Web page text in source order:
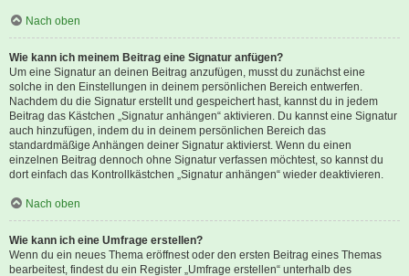
Nach oben
Wie kann ich meinem Beitrag eine Signatur anfügen?
Um eine Signatur an deinen Beitrag anzufügen, musst du zunächst eine
solche in den Einstellungen in deinem persönlichen Bereich entwerfen.
Nachdem du die Signatur erstellt und gespeichert hast, kannst du in jedem
Beitrag das Kästchen „Signatur anhängen“ aktivieren. Du kannst eine Signatur
auch hinzufügen, indem du in deinem persönlichen Bereich das
standardmäßige Anhängen deiner Signatur aktivierst. Wenn du einen
einzelnen Beitrag dennoch ohne Signatur verfassen möchtest, so kannst du
dort einfach das Kontrollkästchen „Signatur anhängen“ wieder deaktivieren.
Nach oben
Wie kann ich eine Umfrage erstellen?
Wenn du ein neues Thema eröffnest oder den ersten Beitrag eines Themas
bearbeitest, findest du ein Register „Umfrage erstellen“ unterhalb des